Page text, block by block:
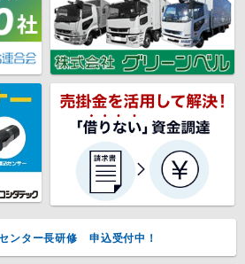
ンター長研修 申込受付中！